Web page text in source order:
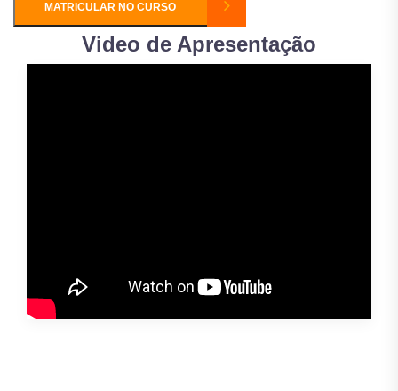
MATRICULAR NO CURSO
Video de Apresentação